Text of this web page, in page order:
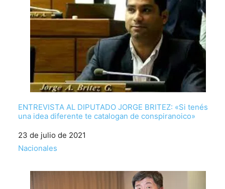
ENTREVISTA AL DIPUTADO JORGE BRITEZ: «Si tenés
una idea diferente te catalogan de conspiranoico»
Fecha
23 de julio de 2021
Respecto a
Nacionales